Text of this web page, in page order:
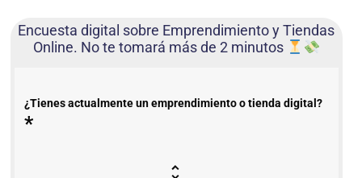
Encuesta digital sobre Emprendimiento y Tiendas
Online. No te tomará más de 2 minutos
¿Tienes actualmente un emprendimiento o tienda digital?
*